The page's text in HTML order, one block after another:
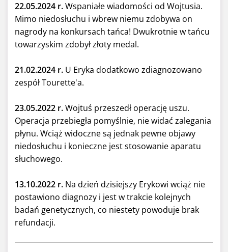
22.05.2024 r.Wspaniałe wiadomości od Wojtusia.
Mimo niedosłuchu i wbrew niemu zdobywa on
nagrody na konkursach tańca! Dwukrotnie w tańcu
towarzyskim zdobył złoty medal.
21.02.2024 r. U Eryka dodatkowo zdiagnozowano
zespół Tourette'a.
23.05.2022 r.Wojtuś przeszedł operację uszu.
Operacja przebiegła pomyślnie, nie widać zalegania
płynu. Wciąż widoczne są jednak pewne objawy
niedosłuchu i konieczne jest stosowanie aparatu
słuchowego.
13.10.2022 r. Na dzień dzisiejszy Erykowi wciąż nie
postawiono diagnozy i jest w trakcie kolejnych
badań genetycznych, co niestety powoduje brak
refundacji.